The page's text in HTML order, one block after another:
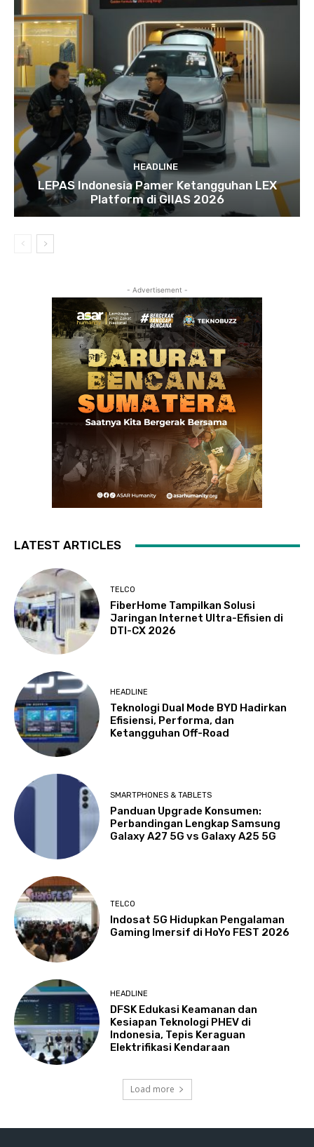
HEADLINE
LEPAS Indonesia Pamer Ketangguhan LEX
Platform di GIIAS 2026
- Advertisement -
LATEST ARTICLES
TELCO
FiberHome Tampilkan Solusi
Jaringan Internet Ultra-Efisien di
DTI-CX 2026
HEADLINE
Teknologi Dual Mode BYD Hadirkan
Efisiensi, Performa, dan
Ketangguhan Off-Road
SMARTPHONES & TABLETS
Panduan Upgrade Konsumen:
Perbandingan Lengkap Samsung
Galaxy A27 5G vs Galaxy A25 5G
TELCO
Indosat 5G Hidupkan Pengalaman
Gaming Imersif di HoYo FEST 2026
HEADLINE
DFSK Edukasi Keamanan dan
Kesiapan Teknologi PHEV di
Indonesia, Tepis Keraguan
Elektrifikasi Kendaraan
Load more